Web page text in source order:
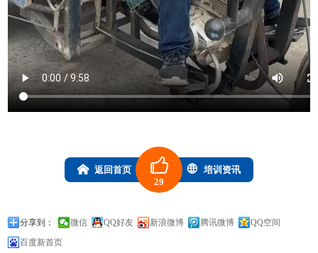
返回首页
29
培训资讯
分享到： 微信 QQ好友 新浪微博 腾讯微博
QQ空间
百度新首页